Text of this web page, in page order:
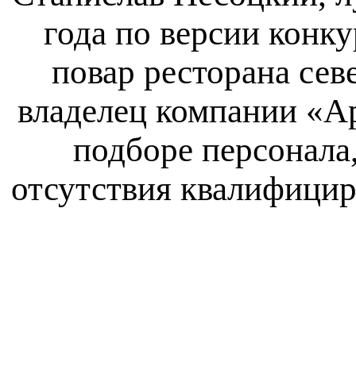
года по версии
повар ресторана
владелец компании
подборе
отсутствия